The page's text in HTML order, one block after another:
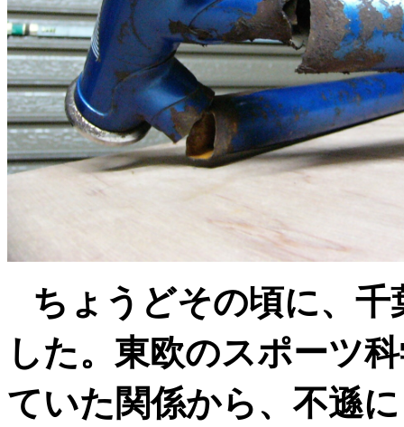
ちょうどその頃に、
した。東欧のスポーツ
ていた関係から、不遜